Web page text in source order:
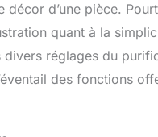
odeurs des
flux d'air pour
parfait pour les
30 JOURS
30 jours de
décor d’une pièce.
quant à la
divers réglages du
des fonctions